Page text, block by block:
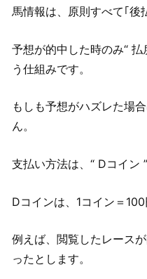
馬情報は、原則すべて｢後
予想が的中した時のみ“
う仕組みです。
もしも予想がハズレた場
ん。
支払い方法は、“ Dコイン
Dコインは、1コイン＝
例えば、閲覧したレース
ったとします。